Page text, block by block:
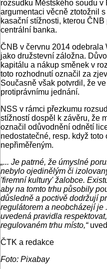
rozsudku Městského soudu v
argumentaci věcně ztotožnil
kasační stížnosti, kterou
centrální banka.
ČNB v červnu 2014
jako družstevní záložna.
kapitálu a nákup směnek v
toto rozhodnutí označil za
Současně však potvrdil, že
protiprávnímu jednání.
NSS v rámci přezkumu
stížností dospěl k závěru, že
označil odůvodnění odnětí
nedostatečné, resp. když toto
nepřiměřeným.
„... Je patrné, že úmyslné
nebylo ojedinělým či
'firemní kultury' žalobce.
aby na tomto trhu působily
důsledně a poctivě dodržují
regulátorem a neobcházejí je
uvedená pravidla
regulovaném trhu místo,“
ČTK a redakce
Foto: Pixabay